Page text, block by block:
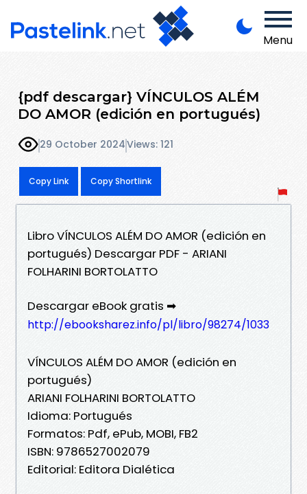
Menu
{pdf descargar} VÍNCULOS ALÉM
DO AMOR (edición en portugués)
29 October 2024Views: 121
Copy Link Copy Shortlink
Libro VÍNCULOS ALÉM DO AMOR (edición en
portugués) Descargar PDF - ARIANI
FOLHARINI BORTOLATTO
Descargar eBook gratis ➡
http://ebooksharez.info/pl/libro/98274/1033
VÍNCULOS ALÉM DO AMOR (edición en
portugués)
ARIANI FOLHARINI BORTOLATTO
Idioma: Portugués
Formatos: Pdf, ePub, MOBI, FB2
ISBN: 9786527002079
Editorial: Editora Dialética